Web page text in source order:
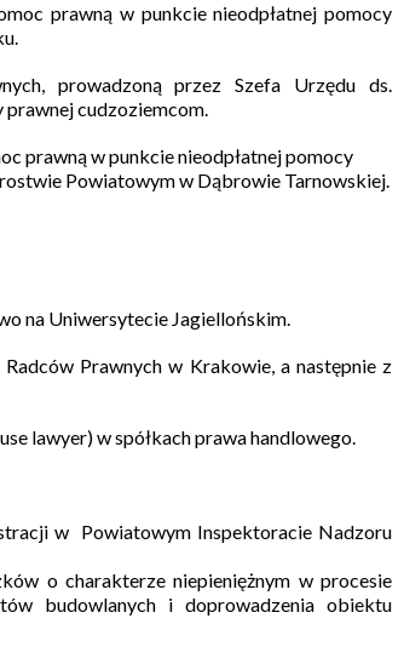
prawną w punkcie nieodpłatnej pomocy
prowadzoną przez Szefa Urzędu ds.
cudzoziemcom.
prawną w punkcie nieodpłatnej pomocy
Powiatowym w Dąbrowie Tarnowskiej.
na Uniwersytecie Jagiellońskim.
Prawnych w Krakowie, a następnie z
lawyer) w spółkach prawa handlowego.
w Powiatowym Inspektoracie Nadzoru
o charakterze niepieniężnym w procesie
budowlanych i doprowadzenia obiektu